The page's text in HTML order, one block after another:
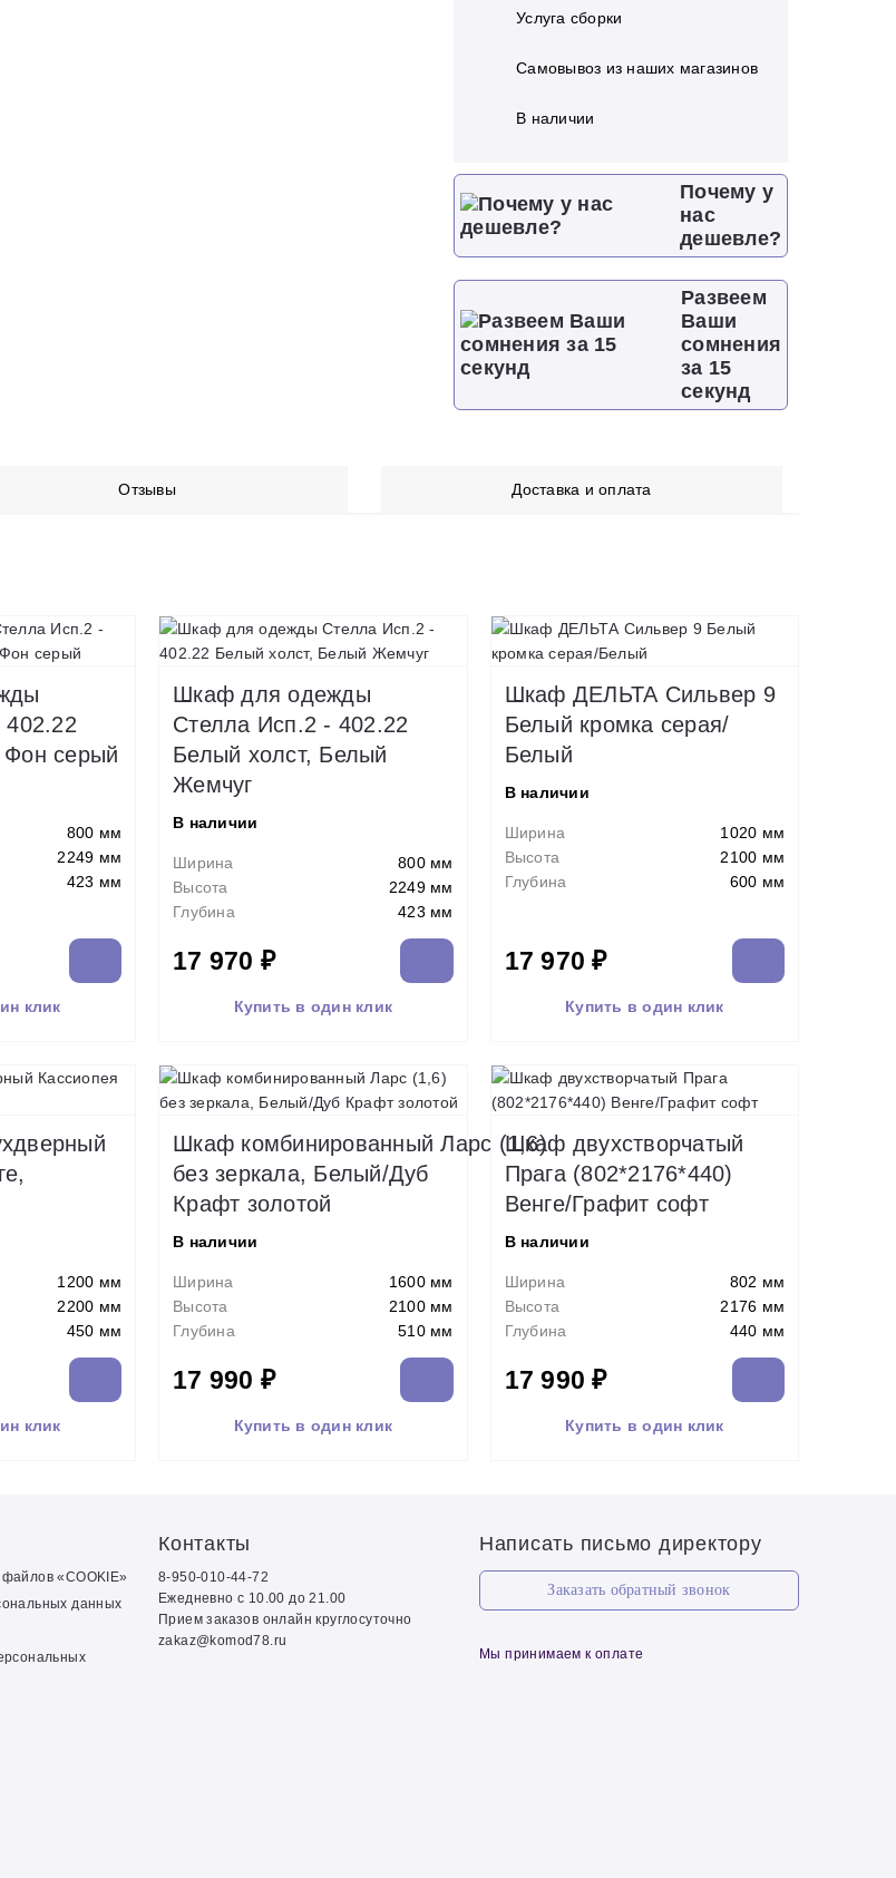
Услуга сборки
Самовывоз из наших магазинов
В наличии
Почему у
нас
дешевле?
Развеем
Ваши
сомнения
за 15
секунд
Отзывы Доставка и оплата
серый
800 мм
2249 мм
423 мм
клик
Шкаф для одежды
Стелла Исп.2 - 402.22
Белый холст, Белый
Жемчуг
В наличии
Ширина
800 мм
Высота
2249 мм
Глубина
423 мм
17 970 ₽
Купить в один клик
Шкаф ДЕЛЬТА Сильвер 9
Белый кромка серая/
Белый
В наличии
Ширина
1020 мм
Высота
2100 мм
Глубина
600 мм
17 970 ₽
Купить в один клик
1200 мм
2200 мм
450 мм
клик
Шкаф комбинированный Ларс (1,6)
без зеркала, Белый/Дуб
Крафт золотой
В наличии
Ширина
1600 мм
Высота
2100 мм
Глубина
510 мм
17 990 ₽
Купить в один клик
Шкаф двухстворчатый
Прага (802*2176*440)
Венге/Графит софт
В наличии
Ширина
802 мм
Высота
2176 мм
Глубина
440 мм
17 990 ₽
Купить в один клик
«COOKIE»
данных
Контакты
8-950-010-44-72
Ежедневно с 10.00 до 21.00
Прием заказов онлайн круглосуточно
zakaz@komod78.ru
Написать письмо директору
Заказать обратный звонок
Мы принимаем к оплате